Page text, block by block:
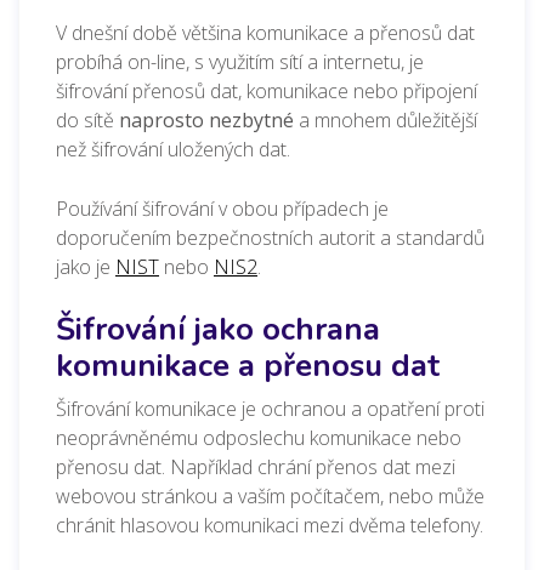
V dnešní době většina komunikace a přenosů dat
probíhá on-line, s využitím sítí a internetu, je
šifrování přenosů dat, komunikace nebo připojení
do sítě naprosto nezbytné a mnohem důležitější
než šifrování uložených dat.
Používání šifrování v obou případech je
doporučením bezpečnostních autorit a standardů
jako je NIST nebo NIS2.
Šifrování jako ochrana
komunikace a přenosu dat
Šifrování komunikace je ochranou a opatření proti
neoprávněnému odposlechu komunikace nebo
přenosu dat. Například chrání přenos dat mezi
webovou stránkou a vaším počítačem, nebo může
chránit hlasovou komunikaci mezi dvěma telefony.